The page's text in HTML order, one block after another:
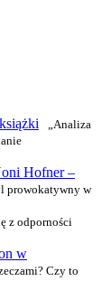
„Analiza
Hofner –
prowokatywny w
z odporności
w
Czy to